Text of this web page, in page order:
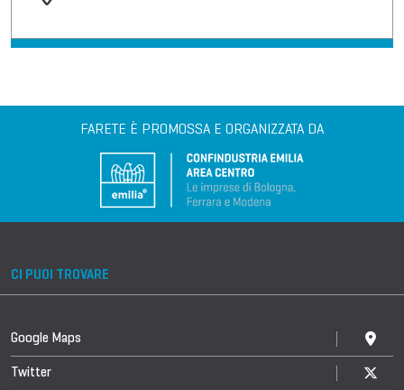
FARETE È PROMOSSA E ORGANIZZATA DA
CI PUOI TROVARE
Google Maps
Twitter